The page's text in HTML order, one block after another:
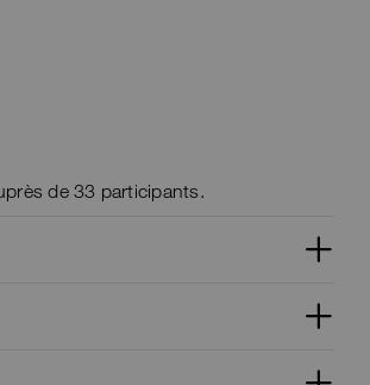
de 33 participants.